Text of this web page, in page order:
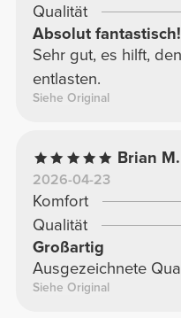
Qualität
Absolut fantastisch!
Sehr gut, es hilft,
entlasten.
Siehe Original
Brian M.
2026-04-23
Komfort
Qualität
Großartig
Ausgezeichnete
Siehe Original